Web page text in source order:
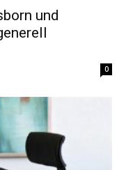
und
0